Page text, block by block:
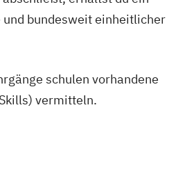
bundesweit einheitlicher
schulen vorhandene
vermitteln.